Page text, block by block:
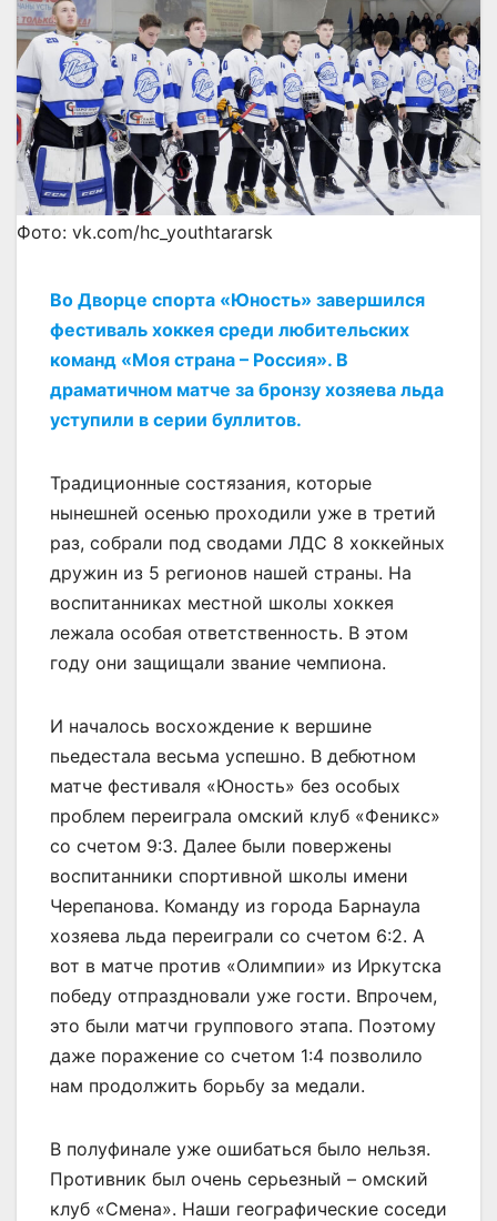
Фото: vk.com/hc_youthtararsk
Во Дворце спорта «Юность» завершился
фестиваль хоккея среди любительских
команд «Моя страна – Россия». В
драматичном матче за бронзу хозяева льда
уступили в серии буллитов.
Традиционные состязания, которые
нынешней осенью проходили уже в третий
раз, собрали под сводами ЛДС 8 хоккейных
дружин из 5 регионов нашей страны. На
воспитанниках местной школы хоккея
лежала особая ответственность. В этом
году они защищали звание чемпиона.
И началось восхождение к вершине
пьедестала весьма успешно. В дебютном
матче фестиваля «Юность» без особых
проблем переиграла омский клуб «Феникс»
со счетом 9:3. Далее были повержены
воспитанники спортивной школы имени
Черепанова. Команду из города Барнаула
хозяева льда переиграли со счетом 6:2. А
вот в матче против «Олимпии» из Иркутска
победу отпраздновали уже гости. Впрочем,
это были матчи группового этапа. Поэтому
даже поражение со счетом 1:4 позволило
нам продолжить борьбу за медали.
В полуфинале уже ошибаться было нельзя.
Противник был очень серьезный – омский
клуб «Смена». Наши географические соседи